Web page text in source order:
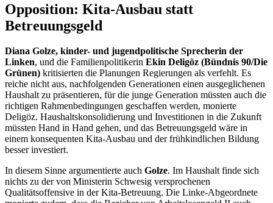
Opposition: Kita-Ausbau statt
Betreuungsgeld
Diana Golze, kinder- und jugendpolitische Sprecherin der
Linken, und die Familienpolitikerin Ekin Deligöz (Bündnis 90/Die
Grünen) kritisierten die Planungen Regierungen als verfehlt. Es
reiche nicht aus, nachfolgenden Generationen einen ausgeglichenen
Haushalt zu präsentieren, für die junge Generation müssten auch die
richtigen Rahmenbedingungen geschaffen werden, monierte
Deligöz. Haushaltskonsolidierung und Investitionen in die Zukunft
müssten Hand in Hand gehen, und das Betreuungsgeld wäre in
einem konsequenten Kita-Ausbau und der frühkindlichen Bildung
besser investiert.
In diesem Sinne argumentierte auch Golze. Im Haushalt finde sich
nichts zu der von Ministerin Schwesig versprochenen
Qualitätsoffensive in der Kita-Betreuung. Die Linke-Abgeordnete